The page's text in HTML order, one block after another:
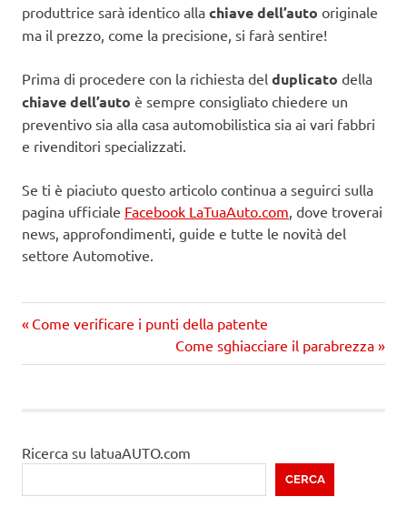
produttrice sarà identico alla chiave dell’auto originale
ma il prezzo, come la precisione, si farà sentire!
Prima di procedere con la richiesta del duplicato della
chiave dell’auto è sempre consigliato chiedere un
preventivo sia alla casa automobilistica sia ai vari fabbri
e rivenditori specializzati.
Se ti è piaciuto questo articolo continua a seguirci sulla
pagina ufficiale Facebook LaTuaAuto.com , dove troverai
news, approfondimenti, guide e tutte le novità del
settore Automotive.
Navigazione
articoli
Precedente
Come verificare i punti della patente
Prossimo
articolo
Come sghiacciare il parabrezza
Ricerca su latuaAUTO.com
CERCA